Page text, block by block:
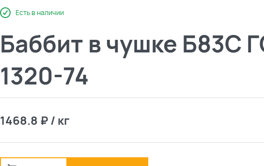
Есть в наличии
Баббит в чушке Б83С
1320-74
1468.8 ₽ / кг